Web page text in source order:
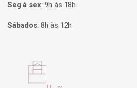
Seg à sex: 9h às 18h
Sábados: 8h às 12h